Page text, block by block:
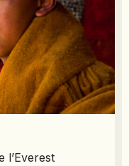
l’Everest